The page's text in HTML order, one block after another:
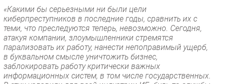
«Какими бы серьезными ни были цели
киберпреступников в последние годы, сравнить их с
теми, что преследуются теперь, невозможно. Сегодня,
атакуя компании, злоумышленники стремятся
парализовать их работу, нанести непоправимый ущерб,
в буквальном смысле уничтожить бизнес,
заблокировать работу критически важных
информационных систем, в том числе государственных.